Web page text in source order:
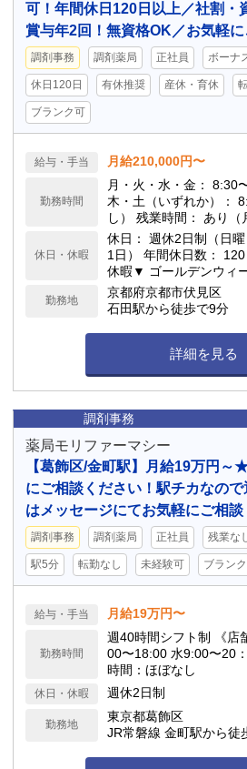
可！年間休日120日以上／社割
賞与年2回！無資格OK／お気軽
調剤事務 調剤薬局 正社員 ボーナ
休日120日 有休推奨 産休・育休
ブランク可
給与・手当 月給210,000円〜
勤務時間
月・火・水・金： 8:30
木・土（いずれか）：
し） 残業時間： あり（月平均 10時間程度 / 月2
0時間以内） 備
休日・休暇
休日： 週休2日制（日
1日） 年間休日数： 120日以上 長期
休暇▼ ゴールデンウィ
始休暇／有給休暇／慶弔休暇 育児・介
度▼ 育児休暇／介護休
勤務地
京都府京都市伏見区
石田駅から徒歩で9分
詳細を見る
調剤事務
薬局モリファーマシー
【葛飾区/金町駅】月給19万円～
にご相談ください！駅チカなの
はメッセージにてお気軽にご相談
調剤事務 調剤薬局 正社員 残業な
駅5分 転勤なし 未経験可 ブラン
給与・手当 月給19万円〜
勤務時間
週40時間シフト制 《店舗営業時間》 月火木金9:
00〜18:00 水9:00〜20：
時間：ほぼなし
休日・休暇 週休2日制
勤務地
東京都葛飾区
JR常磐線 金町駅から徒